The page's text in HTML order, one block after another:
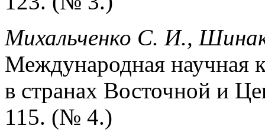
Михальченко С. И.,
Международная научная
в странах Восточной и
115. (№ 4.)